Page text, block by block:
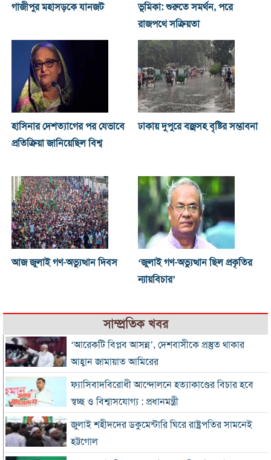
গাজীপুর মহাসড়কে যানজট
ভূমিকা: শুরুতে সমর্থন, পরে
রাজপথে সক্রিয়তা
হাসিনার দেশত্যাগের পর যেভাবে
প্রতিক্রিয়া জানিয়েছিল বিশ্ব
ঢাকায় দুপুরে বজ্রসহ বৃষ্টির সম্ভাবনা
আজ জুলাই গণ-অভ্যুত্থান দিবস
‘জুলাই গণ-অভ্যুত্থান ছিল প্রকৃতির
ন্যায়বিচার’
সাম্প্রতিক খবর
‘আরেকটি বিপ্লব আসন্ন’, দেশবাসীকে প্রস্তুত থাকার
আহ্বান জামায়াত আমিরের
ফ্যাসিবাদবিরোধী আন্দোলনে হত্যাকাণ্ডের বিচার হবে
স্বচ্ছ ও বিশ্বাসযোগ্য : প্রধানমন্ত্রী
জুলাই শহীদদের ডকুমেন্টারি ঘিরে রাষ্ট্রপতির সামনেই
হট্টগোল